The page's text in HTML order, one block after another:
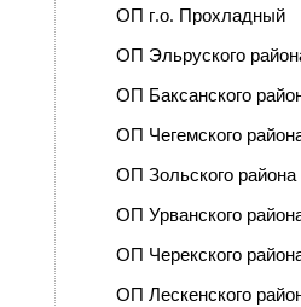
ОП г.о. Прохладный
ОП Эльруского
ОП Баксанского
ОП Чегемского
ОП Зольского района
ОП Урванского
ОП Черекского
ОП Лескенского